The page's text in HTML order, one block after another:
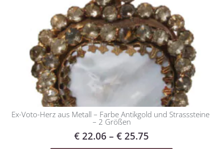
Ex-Voto-Herz aus Metall – Farbe Antikgold und Strasssteine ​​
– 2 Größen
€22.06 – €25.75